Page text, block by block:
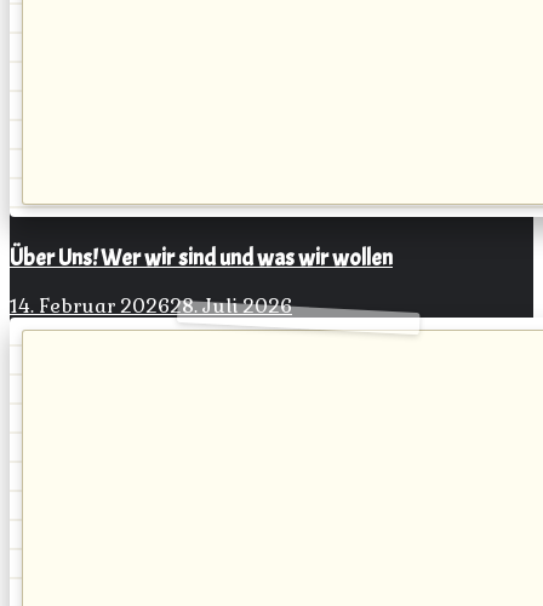
Über Uns! Wer wir sind und was wir wollen
14. Februar 202628. Juli 2026